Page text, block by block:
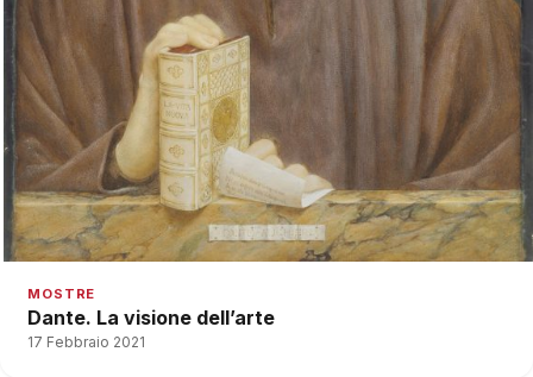
MOSTRE
Dante. La visione dell’arte
17 Febbraio 2021